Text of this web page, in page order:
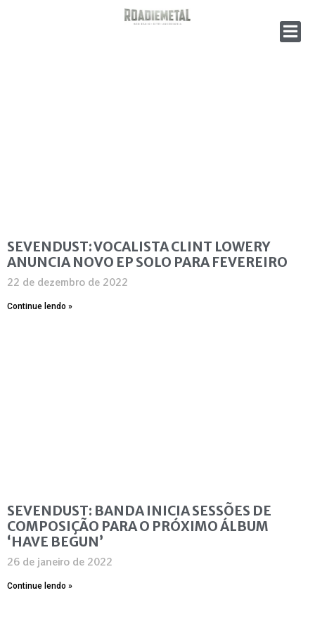
SEVENDUST: VOCALISTA CLINT LOWERY
ANUNCIA NOVO EP SOLO PARA FEVEREIRO
22 de dezembro de 2022
Continue lendo »
SEVENDUST: BANDA INICIA SESSÕES DE
COMPOSIÇÃO PARA O PRÓXIMO ÁLBUM
‘HAVE BEGUN’
26 de janeiro de 2022
Continue lendo »